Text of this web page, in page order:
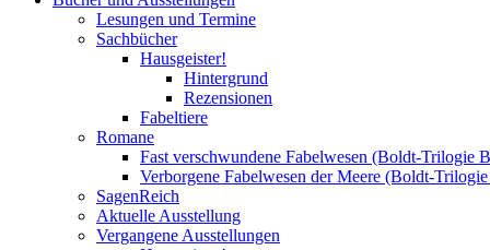
Lesungen und Termine
Sachbücher
Hausgeister!
Hintergrund
Rezensionen
Fabeltiere
Romane
Fast verschwundene Fabelwesen (Boldt-Trilogie
Verborgene Fabelwesen der Meere (Boldt-
SagenReich
Aktuelle Ausstellung
Vergangene Ausstellungen